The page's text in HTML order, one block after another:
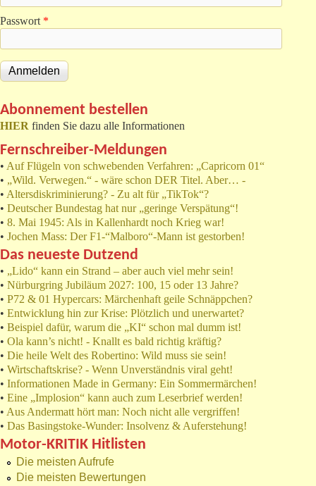
Passwort *
Abonnement bestellen
HIER finden Sie dazu alle Informationen
Fernschreiber-Meldungen
• Auf Flügeln von schwebenden Verfahren: „Capricorn 01“
• „Wild. Verwegen.“ - wäre schon DER Titel. Aber… -
• Altersdiskriminierung? - Zu alt für „TikTok“?
• Deutscher Bundestag hat nur „geringe Verspätung“!
• 8. Mai 1945: Als in Kallenhardt noch Krieg war!
• Jochen Mass: Der F1-“Malboro“-Mann ist gestorben!
Das neueste Dutzend
• „Lido“ kann ein Strand – aber auch viel mehr sein!
• Nürburgring Jubiläum 2027: 100, 15 oder 13 Jahre?
• P72 & 01 Hypercars: Märchenhaft geile Schnäppchen?
• Entwicklung hin zur Krise: Plötzlich und unerwartet?
• Beispiel dafür, warum die „KI“ schon mal dumm ist!
• Ola kann’s nicht! - Knallt es bald richtig kräftig?
• Die heile Welt des Robertino: Wild muss sie sein!
• Wirtschaftskrise? - Wenn Unverständnis viral geht!
• Informationen Made in Germany: Ein Sommermärchen!
• Eine „Implosion“ kann auch zum Leserbrief werden!
• Aus Andermatt hört man: Noch nicht alle vergriffen!
• Das Basingstoke-Wunder: Insolvenz & Auferstehung!
Motor-KRITIK Hitlisten
Die meisten Aufrufe
Die meisten Bewertungen